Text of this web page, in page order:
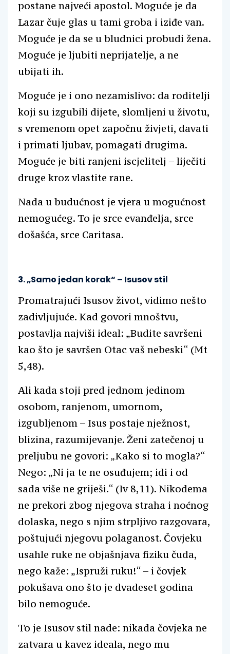
postane najveći apostol. Moguće je da
Lazar čuje glas u tami groba i iziđe van.
Moguće je da se u bludnici probudi žena.
Moguće je ljubiti neprijatelje, a ne
ubijati ih.
Moguće je i ono nezamislivo: da roditelji
koji su izgubili dijete, slomljeni u životu,
s vremenom opet započnu živjeti, davati
i primati ljubav, pomagati drugima.
Moguće je biti ranjeni iscjelitelj – liječiti
druge kroz vlastite rane.
Nada u budućnost je vjera u mogućnost
nemogućeg. To je srce evanđelja, srce
došašća, srce Caritasa.
3. „Samo jedan korak“ – Isusov stil
Promatrajući Isusov život, vidimo nešto
zadivljujuće. Kad govori mnoštvu,
postavlja najviši ideal: „Budite savršeni
kao što je savršen Otac vaš nebeski“ (Mt
5,48).
Ali kada stoji pred jednom jedinom
osobom, ranjenom, umornom,
izgubljenom – Isus postaje nježnost,
blizina, razumijevanje. Ženi zatečenoj u
preljubu ne govori: „Kako si to mogla?“
Nego: „Ni ja te ne osuđujem; idi i od
sada više ne griješi.“ (Iv 8,11). Nikodema
ne prekori zbog njegova straha i noćnog
dolaska, nego s njim strpljivo razgovara,
poštujući njegovu polaganost. Čovjeku
usahle ruke ne objašnjava fiziku čuda,
nego kaže: „Ispruži ruku!“ – i čovjek
pokušava ono što je dvadeset godina
bilo nemoguće.
To je Isusov stil nade: nikada čovjeka ne
zatvara u kavez ideala, nego mu